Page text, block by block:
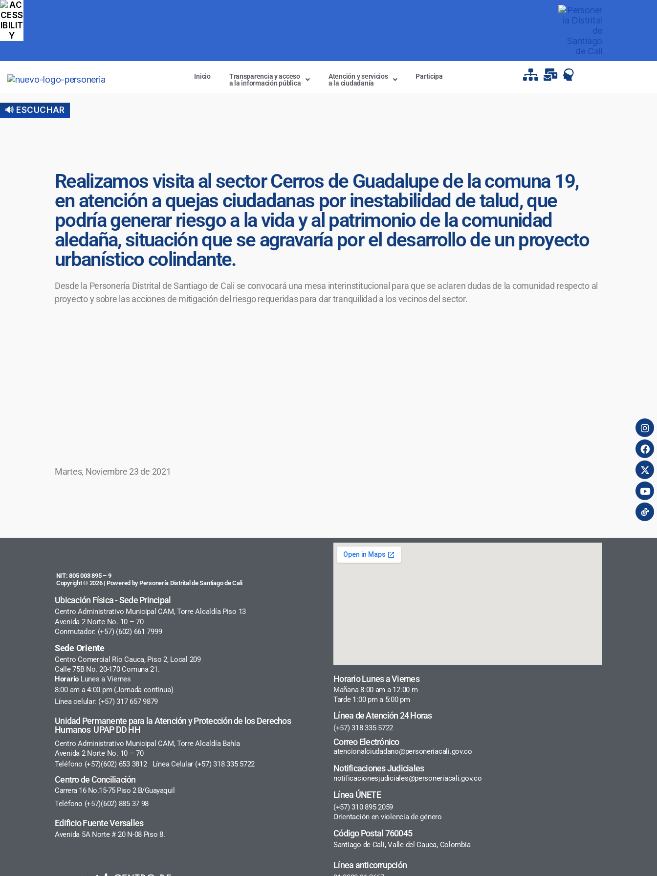
Inicio
Transparencia y acceso
a la información pública
Atención y servicios
a la ciudadanía
Participa
🔊 ESCUCHAR
Realizamos visita al sector Cerros de Guadalupe de la comuna 19,
en atención a quejas ciudadanas por inestabilidad de talud, que
podría generar riesgo a la vida y al patrimonio de la comunidad
aledaña, situación que se agravaría por el desarrollo de un proyecto
urbanístico colindante.
Desde la Personería Distrital de Santiago de Cali se convocará una mesa interinstitucional para que se aclaren dudas de la comunidad respecto al
proyecto y sobre las acciones de mitigación del riesgo requeridas para dar tranquilidad a los vecinos del sector.
Martes, Noviembre 23 de 2021
NIT: 805 003 895 – 9
Copyright © 2026 | Powered by Personería Distrital de Santiago de Cali
Ubicación Física - Sede Principal
Centro Administrativo Municipal CAM, Torre Alcaldía Piso 13
Avenida 2 Norte No. 10 – 70
Conmutador: (+57) (602) 661 7999
Sede Oriente
Centro Comercial Río Cauca, Piso 2, Local 209
Calle 75B No. 20-170 Comuna 21.
Horario Lunes a Viernes
8:00 am a 4:00 pm (Jornada continua)
Línea celular: (+57) 317 657 9879
Unidad Permanente para la Atención y Protección de los Derechos
Humanos UPAP DD HH
Centro Administrativo Municipal CAM, Torre Alcaldía Bahía
Avenida 2 Norte No. 10 – 70
Teléfono (+57)(602) 653 3812 Línea Celular (+57) 318 335 5722
Centro de Conciliación
Carrera 16 No.15-75 Piso 2 B/Guayaquil
Teléfono (+57)(602) 885 37 98
Edificio Fuente Versalles
Avenida 5A Norte # 20 N-08 Piso 8.
Horario Lunes a Viernes
Mañana 8:00 am a 12:00 m
Tarde 1:00 pm a 5:00 pm
Línea de Atención 24 Horas
(+57) 318 335 5722
Correo Electrónico
atencionalciudadano@personeriacali.gov.co
Notificaciones Judiciales
notificacionesjudiciales@personeriacali.gov.co
Línea ÚNETE
(+57) 310 895 2059
Orientación en violencia de género
Código Postal 760045
Santiago de Cali, Valle del Cauca, Colombia
Línea anticorrupción